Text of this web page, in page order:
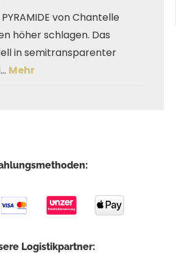
von Chantelle
höher schlagen. Das
in semitransparenter
Mehr
Logistikpartner: